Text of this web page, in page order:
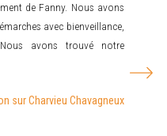
de Fanny. Nous avons
avec bienveillance,
avons trouvé notre
sur Charvieu Chavagneux